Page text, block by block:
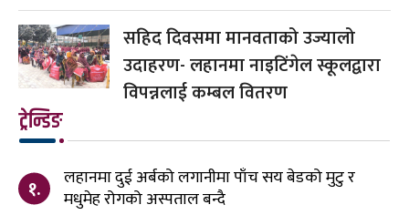
सहिद दिवसमा मानवताको उज्यालो
उदाहरण- लहानमा नाइटिंगेल स्कूलद्वारा
विपन्नलाई कम्बल वितरण
ट्रेन्डिङ
१.
लहानमा दुई अर्बको लगानीमा पाँच सय बेडको मुटु र
मधुमेह रोगको अस्पताल बन्दै